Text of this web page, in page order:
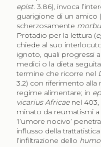
epist. 3.86), invoca
guarigione di un amico (
scherzosamente
Protadio per la lettura (
chiede al suo
ignoto, quali progressi
medici o la dieta
termine che ricorre nel
3.2) con riferimento alla
regime alimentare; in
vicarius Africae nel
minato da reumatismi a
‘l’umore nocivo’
influsso della
l’infiltrazione dello